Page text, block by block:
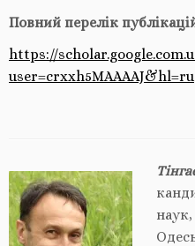
Повний перелік
https://
user=crxxh5MAAAAJ&hl=ru